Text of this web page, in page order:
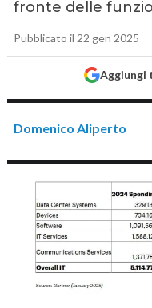
fronte delle
Pubblicato il 22 gen 2025
Aggiungi
Domenico Aliperto